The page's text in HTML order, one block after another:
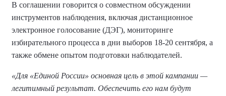
В соглашении говорится о совместном обсуждении
инструментов наблюдения, включая дистанционное
электронное голосование (ДЭГ), мониторинге
избирательного процесса в дни выборов 18-20 сентября, а
также обмене опытом подготовки наблюдателей.
«Для «Единой России» основная цель в этой кампании —
легитимный результат. Обеспечить его нам будут